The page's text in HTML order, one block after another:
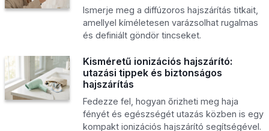
Ismerje meg a diffúzoros hajszárítás titkait,
amellyel kíméletesen varázsolhat rugalmas
és definiált göndör tincseket.
Kisméretű ionizációs hajszárító:
utazási tippek és biztonságos
hajszárítás
Fedezze fel, hogyan őrizheti meg haja
fényét és egészségét utazás közben is egy
kompakt ionizációs hajszárító segítségével.